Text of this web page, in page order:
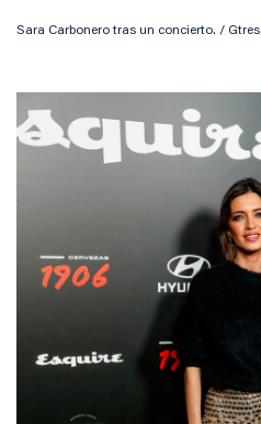
Sara Carbonero tras un concierto. / Gtres